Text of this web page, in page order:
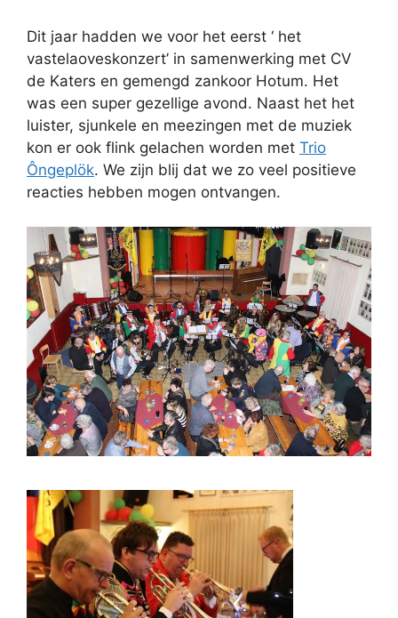
Dit jaar hadden we voor het eerst ‘ het
vastelaoveskonzert’ in samenwerking met CV
de Katers en gemengd zankoor Hotum. Het
was een super gezellige avond. Naast het het
luister, sjunkele en meezingen met de muziek
kon er ook flink gelachen worden met Trio
Ôngeplök. We zijn blij dat we zo veel positieve
reacties hebben mogen ontvangen.